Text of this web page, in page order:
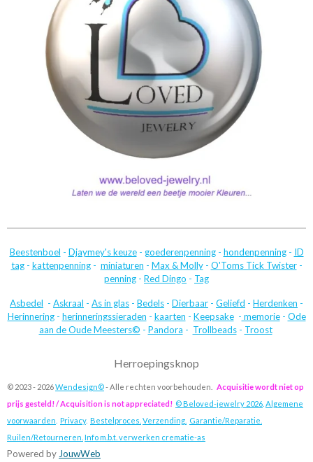
Beestenboel - Djaymey's keuze- goederenpenning- hondenpenning- ID
tag- kattenpenning- miniaturen - Max & Molly- O'Toms Tick Twister-
penning - Red Dingo - Tag
Asbedel - Askraal - As in glas - Bedels - Dierbaar - Geliefd - Herdenken -
Herinnering- herinneringssieraden - kaarten - Keepsake- memorie- Ode
aan de Oude Meesters© - Pandora - Trollbeads- Troost
Herroepingsknop
© 2023 - 2026Wendesign©- Alle rechten voorbehouden.
Acquisitie wordt niet op
prijs gesteld! / Acquisition is not appreciated! © Beloved-jewelry 2026 Algemene
voorwaarden Privacy. Bestelproces. Verzending. Garantie/Reparatie.
Ruilen/Retourneren. Info m.b.t. verwerken crematie-as
Powered by JouwWeb